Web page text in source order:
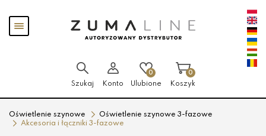
Pokaż
menu
Szukaj Konto
0
Ulubione
0
Koszyk
Oświetlenie szynowe
Oświetlenie szynowe 3-fazowe
Akcesoria i łączniki 3-fazowe